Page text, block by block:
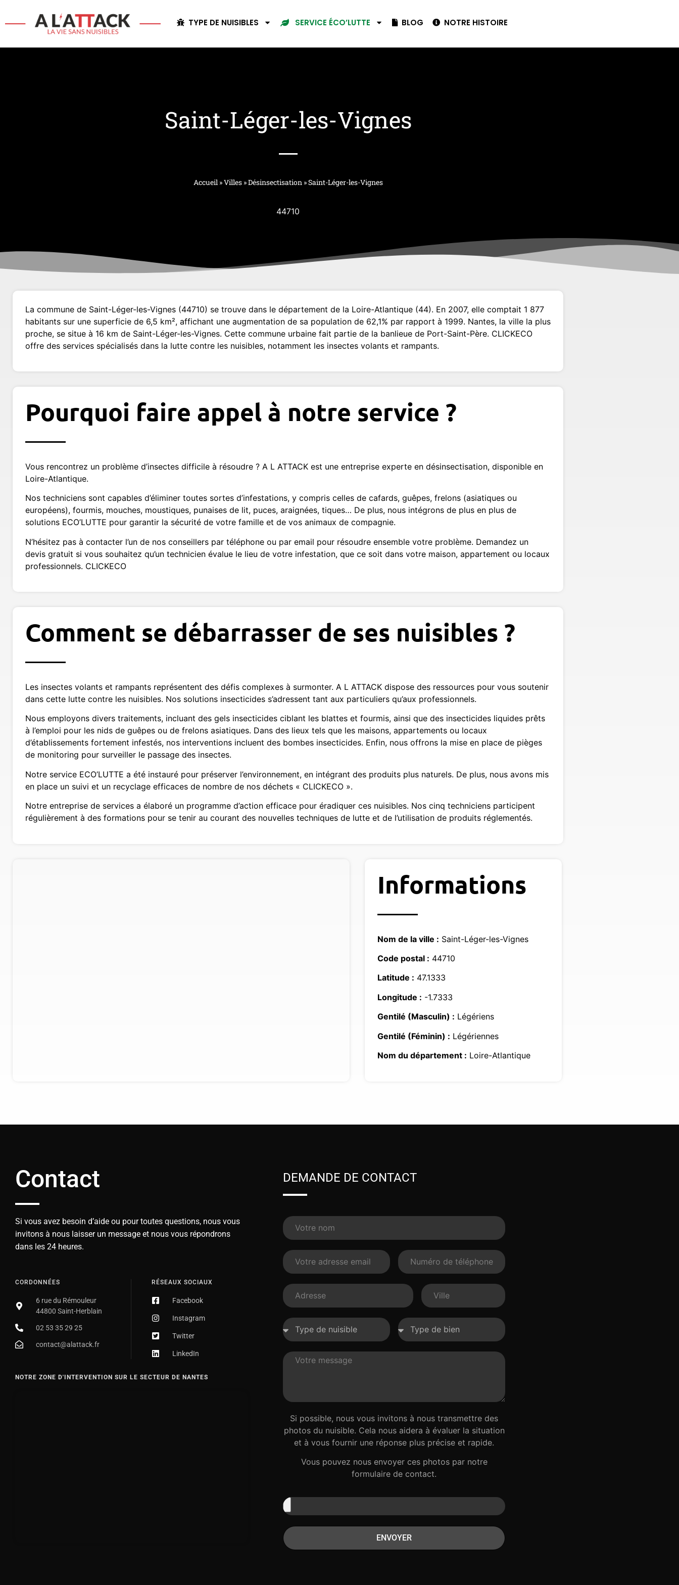
TYPE DE NUISIBLES SERVICE ÉCO’LUTTE BLOG NOTRE HISTOIRE
Saint-Léger-les-Vignes
Accueil»Villes»Désinsectisation»Saint-Léger-les-Vignes
44710
La commune de Saint-Léger-les-Vignes (44710) se trouve dans le département de la Loire-Atlantique (44). En 2007, elle comptait 1 877
habitants sur une superficie de 6,5 km², affichant une augmentation de sa population de 62,1% par rapport à 1999. Nantes, la ville la plus
proche, se situe à 16 km de Saint-Léger-les-Vignes. Cette commune urbaine fait partie de la banlieue de Port-Saint-Père. CLICKECO
offre des services spécialisés dans la lutte contre les nuisibles, notamment les insectes volants et rampants.
Pourquoi faire appel à notre service ?
Vous rencontrez un problème d’insectes difficile à résoudre ? A L ATTACK est une entreprise experte en désinsectisation, disponible en
Loire-Atlantique.
Nos techniciens sont capables d’éliminer toutes sortes d’infestations, y compris celles de cafards, guêpes, frelons (asiatiques ou
européens), fourmis, mouches, moustiques, punaises de lit, puces, araignées, tiques… De plus, nous intégrons de plus en plus de
solutions ECO’LUTTE pour garantir la sécurité de votre famille et de vos animaux de compagnie.
N’hésitez pas à contacter l’un de nos conseillers par téléphone ou par email pour résoudre ensemble votre problème. Demandez un
devis gratuit si vous souhaitez qu’un technicien évalue le lieu de votre infestation, que ce soit dans votre maison, appartement ou locaux
professionnels. CLICKECO
Comment se débarrasser de ses nuisibles ?
Les insectes volants et rampants représentent des défis complexes à surmonter. A L ATTACK dispose des ressources pour vous soutenir
dans cette lutte contre les nuisibles. Nos solutions insecticides s’adressent tant aux particuliers qu’aux professionnels.
Nous employons divers traitements, incluant des gels insecticides ciblant les blattes et fourmis, ainsi que des insecticides liquides prêts
à l’emploi pour les nids de guêpes ou de frelons asiatiques. Dans des lieux tels que les maisons, appartements ou locaux
d’établissements fortement infestés, nos interventions incluent des bombes insecticides. Enfin, nous offrons la mise en place de pièges
de monitoring pour surveiller le passage des insectes.
Notre service ECO’LUTTE a été instauré pour préserver l’environnement, en intégrant des produits plus naturels. De plus, nous avons mis
en place un suivi et un recyclage efficaces de nombre de nos déchets « CLICKECO ».
Notre entreprise de services a élaboré un programme d’action efficace pour éradiquer ces nuisibles. Nos cinq techniciens participent
régulièrement à des formations pour se tenir au courant des nouvelles techniques de lutte et de l’utilisation de produits réglementés.
Informations
Nom de la ville : Saint-Léger-les-Vignes
Code postal : 44710
Latitude : 47.1333
Longitude : -1.7333
Gentilé (Masculin) : Légériens
Gentilé (Féminin) : Légériennes
Nom du département : Loire-Atlantique
Contact
Si vous avez besoin d’aide ou pour toutes questions, nous vous
invitons à nous laisser un message et nous vous répondrons
dans les 24 heures.
CORDONNÉES
6 rue du Rémouleur
44800 Saint-Herblain
02 53 35 29 25
contact@alattack.fr
RÉSEAUX SOCIAUX
Facebook
Instagram
Twitter
LinkedIn
NOTRE ZONE D'INTERVENTION SUR LE SECTEUR DE NANTES
DEMANDE DE CONTACT
Si possible, nous vous invitons à nous transmettre des
photos du nuisible. Cela nous aidera à évaluer la situation
et à vous fournir une réponse plus précise et rapide.
Vous pouvez nous envoyer ces photos par notre
formulaire de contact.
ENVOYER